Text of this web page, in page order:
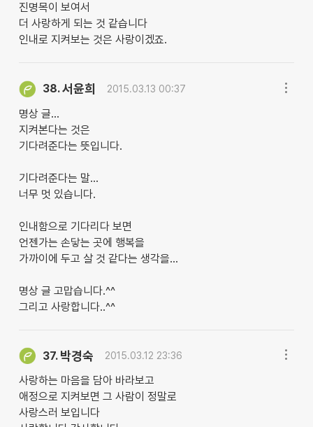
진명목이 보여서
더 사랑하게 되는 것 같습니다
인내로 지켜보는 것은 사랑이겠죠.
38.서윤희 2015.03.13 00:37
명상 글...
지켜본다는 것은
기다려준다는 뜻입니다.
기다려준다는 말...
너무 멋 있습니다.
인내함으로 기다리다 보면
언젠가는 손닿는 곳에 행복을
가까이에 두고 살 것 같다는 생각을...
명상 글 고맙습니다.^^
그리고 사랑합니다..^^
37. 박경숙 2015.03.12 23:36
사랑하는 마음을 담아 바라보고
애정으로 지켜보면 그 사람이 정말로
사랑스러 보입니다